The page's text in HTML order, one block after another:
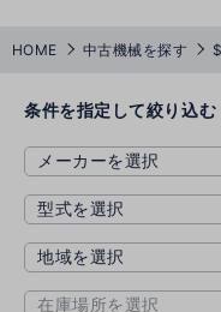
HOME 中古機械を探す
条件を指定して絞り込む